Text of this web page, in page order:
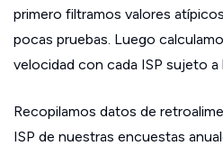
primero filtramos valores
pocas pruebas. Luego
velocidad con cada ISP sujeto
Recopilamos datos de
ISP de nuestras encuestas